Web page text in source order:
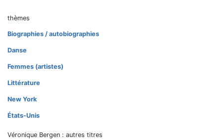
thèmes
Biographies / autobiographies
Danse
Femmes (artistes)
Littérature
New York
États-Unis
Véronique Bergen : autres titres